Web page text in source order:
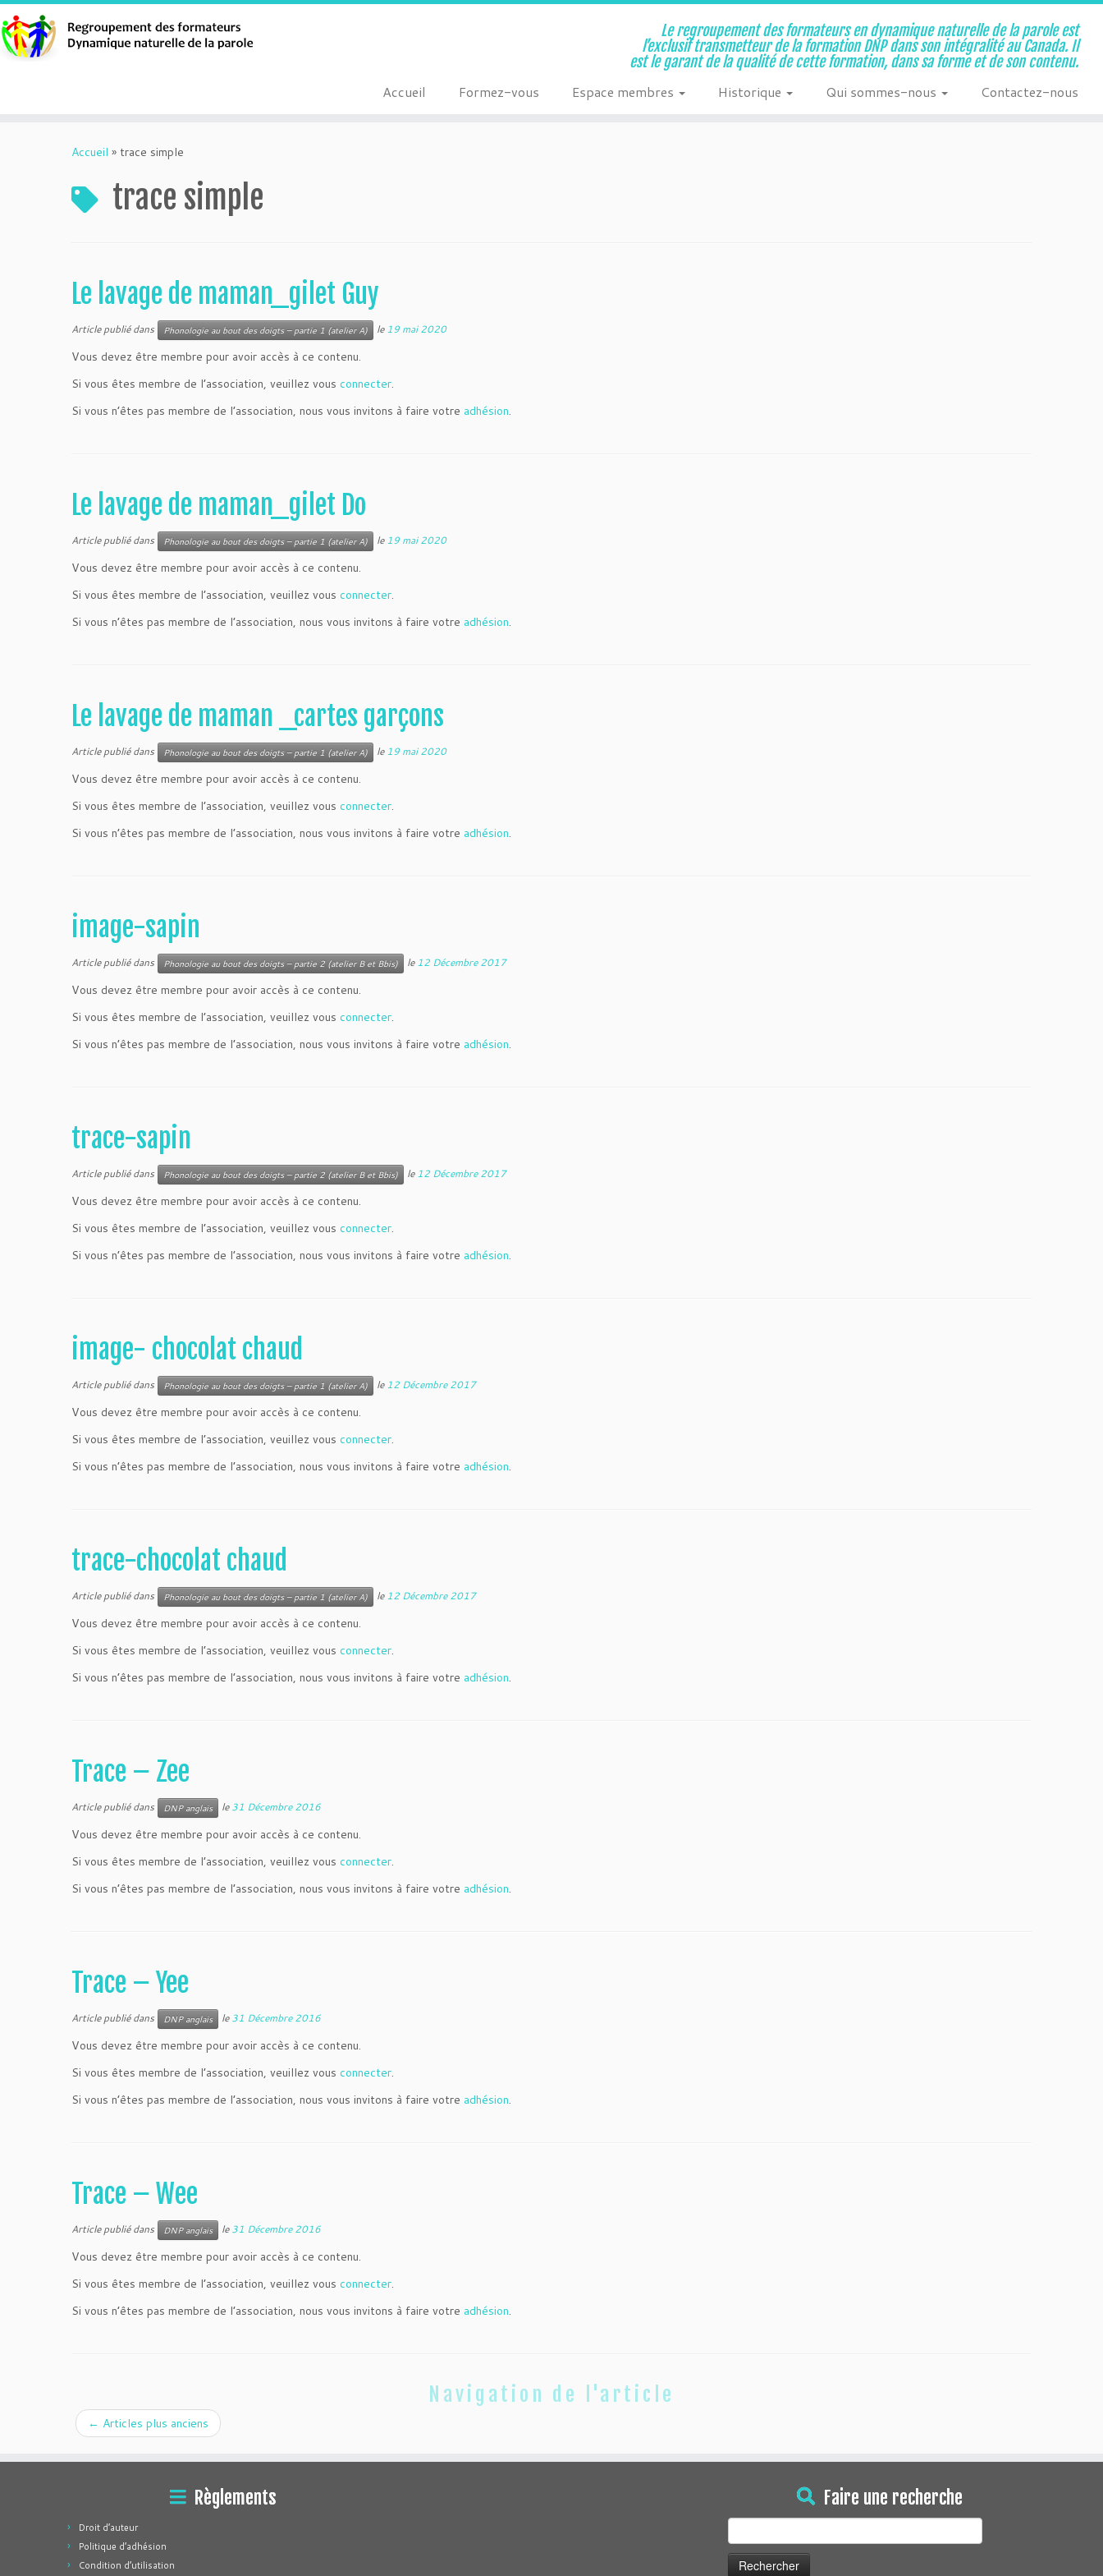
Le regroupement des formateurs en dynamique naturelle de la parole est
l’exclusif transmetteur de la formation DNP dans son intégralité au Canada. Il
est le garant de la qualité de cette formation, dans sa forme et de son contenu.
Accueil Formez-vous Espace membres Historique Qui sommes-nous Contactez-nous
Accueil » trace simple
trace simple
Le lavage de maman_gilet Guy
Article publié dans Phonologie au bout des doigts – partie 1 (atelier A) le19 mai 2020
Vous devez être membre pour avoir accès à ce contenu.
Si vous êtes membre de l’association, veuillez vous connecter.
Si vous n’êtes pas membre de l’association, nous vous invitons à faire votre adhésion.
Le lavage de maman_gilet Do
Article publié dans Phonologie au bout des doigts – partie 1 (atelier A) le19 mai 2020
Vous devez être membre pour avoir accès à ce contenu.
Si vous êtes membre de l’association, veuillez vous connecter.
Si vous n’êtes pas membre de l’association, nous vous invitons à faire votre adhésion.
Le lavage de maman _cartes garçons
Article publié dans Phonologie au bout des doigts – partie 1 (atelier A) le19 mai 2020
Vous devez être membre pour avoir accès à ce contenu.
Si vous êtes membre de l’association, veuillez vous connecter.
Si vous n’êtes pas membre de l’association, nous vous invitons à faire votre adhésion.
image-sapin
Article publié dans Phonologie au bout des doigts – partie 2 (atelier B et Bbis) le12 Décembre 2017
Vous devez être membre pour avoir accès à ce contenu.
Si vous êtes membre de l’association, veuillez vous connecter.
Si vous n’êtes pas membre de l’association, nous vous invitons à faire votre adhésion.
trace-sapin
Article publié dans Phonologie au bout des doigts – partie 2 (atelier B et Bbis) le12 Décembre 2017
Vous devez être membre pour avoir accès à ce contenu.
Si vous êtes membre de l’association, veuillez vous connecter.
Si vous n’êtes pas membre de l’association, nous vous invitons à faire votre adhésion.
image- chocolat chaud
Article publié dans Phonologie au bout des doigts – partie 1 (atelier A) le12 Décembre 2017
Vous devez être membre pour avoir accès à ce contenu.
Si vous êtes membre de l’association, veuillez vous connecter.
Si vous n’êtes pas membre de l’association, nous vous invitons à faire votre adhésion.
trace-chocolat chaud
Article publié dans Phonologie au bout des doigts – partie 1 (atelier A) le12 Décembre 2017
Vous devez être membre pour avoir accès à ce contenu.
Si vous êtes membre de l’association, veuillez vous connecter.
Si vous n’êtes pas membre de l’association, nous vous invitons à faire votre adhésion.
Trace – Zee
Article publié dans DNP anglais le31 Décembre 2016
Vous devez être membre pour avoir accès à ce contenu.
Si vous êtes membre de l’association, veuillez vous connecter.
Si vous n’êtes pas membre de l’association, nous vous invitons à faire votre adhésion.
Trace – Yee
Article publié dans DNP anglais le31 Décembre 2016
Vous devez être membre pour avoir accès à ce contenu.
Si vous êtes membre de l’association, veuillez vous connecter.
Si vous n’êtes pas membre de l’association, nous vous invitons à faire votre adhésion.
Trace – Wee
Article publié dans DNP anglais le31 Décembre 2016
Vous devez être membre pour avoir accès à ce contenu.
Si vous êtes membre de l’association, veuillez vous connecter.
Si vous n’êtes pas membre de l’association, nous vous invitons à faire votre adhésion.
Navigation de l'article
← Articles plus anciens
Règlements
Droit d’auteur
Politique d’adhésion
Condition d’utilisation
Faire une recherche